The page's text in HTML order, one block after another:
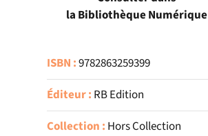
la Bibliothèque Numérique
ISBN :9782863259399
Éditeur : RB Edition
Collection : Hors Collection